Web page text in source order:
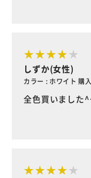
しずか(女性)
カラー : ホワイト 購入
全色買いました